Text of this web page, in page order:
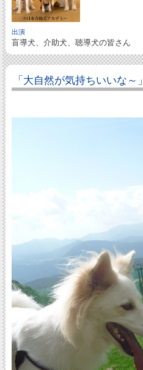
出演
盲導犬、介助犬、聴導犬の皆さん
「大自然が気持ちいいな～」